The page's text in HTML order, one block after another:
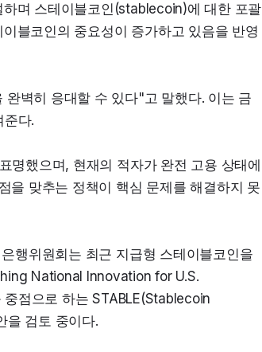
며 스테이블코인(stablecoin)에 대한 포괄
블코인의 중요성이 증가하고 있음을 반영
벽히 응대할 수 있다"고 말했다. 이는 금
준다.
명했으며, 현재의 적자가 완전 고용 상태에
을 맞추는 정책이 핵심 문제를 해결하지 못
행위원회는 최근 지급형 스테이블코인을
National Innovation for U.S.
점으로 하는 STABLE(Stablecoin
검토 중이다.